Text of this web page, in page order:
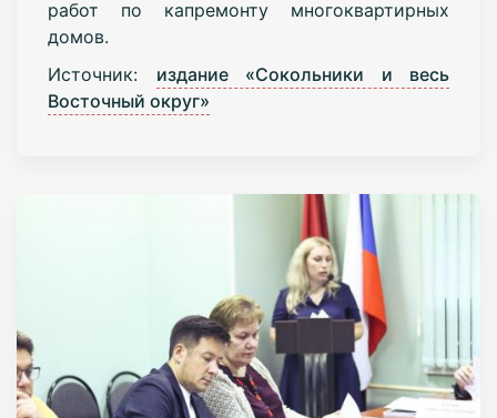
работ по капремонту многоквартирных
домов.
Источник: издание «Сокольники и весь
Восточный округ»